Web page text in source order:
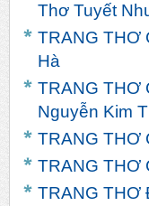
Thơ Tuyết
TRANG THƠ
Hà
TRANG THƠ
Nguyễn Kim
TRANG THƠ
TRANG THƠ
TRANG THƠ